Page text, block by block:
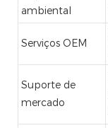
ambiental
Serviços OEM
Suporte de
mercado